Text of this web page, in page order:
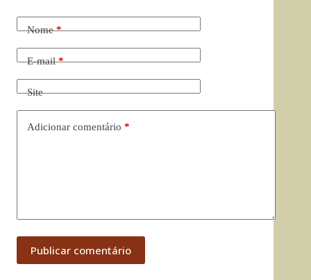
Nome*
E-mail*
Site
Adicionar comentário *
Publicar comentário